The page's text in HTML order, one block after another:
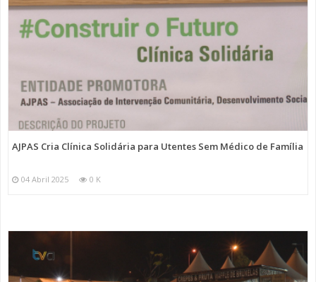
AJPAS Cria Clínica Solidária para Utentes Sem Médico de Família
04 Abril 2025 0 K